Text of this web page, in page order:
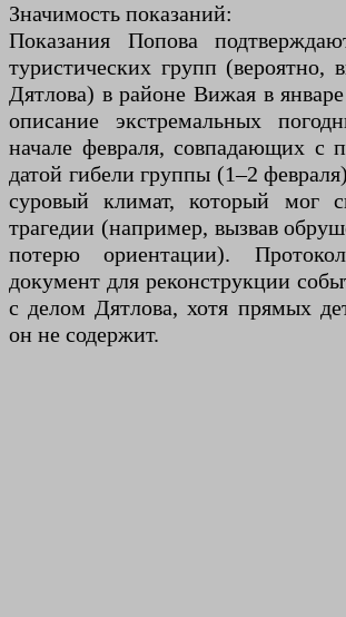
Значимость показаний:
Показания Попова
туристических групп (вероятно,
Дятлова) в районе Вижая в
описание экстремальных
начале февраля, совпадающих с
датой гибели группы (1–2
суровый климат, который мог
трагедии (например, вызвав
потерю ориентации).
документ для реконструкции
с делом Дятлова, хотя прямых
он не содержит.